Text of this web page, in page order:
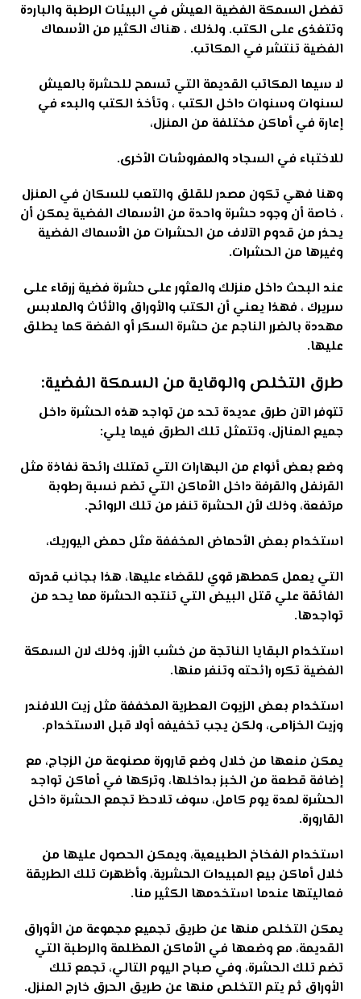
تفضل السمكة الفضية العيش في البيئات الرطبة والباردة
وتتغذى على الكتب. ولذلك ، هناك الكثير من الأسماك
الفضية تنتشر في المكاتب.
لا سيما المكاتب القديمة التي تسمح للحشرة بالعيش
لسنوات وسنوات داخل الكتب ، وتأخذ الكتب والبدء في
إعارة في أماكن مختلفة من المنزل،
للاختباء في السجاد والمفروشات الأخرى.
وهنا فهي تكون مصدر للقلق والتعب للسكان في المنزل
، خاصة أن وجود حشرة واحدة من الأسماك الفضية يمكن أن
يحذر من قدوم الآلاف من الحشرات من الأسماك الفضية
وغيرها من الحشرات.
عند البحث داخل منزلك والعثور على حشرة فضية زرقاء على
سريرك ، فهذا يعني أن الكتب والأوراق والأثاث والملابس
مهددة بالضرر الناجم عن حشرة السكر أو الفضة كما يطلق
عليها.
طرق التخلص والوقاية من السمكة الفضية:
تتوفر الآن طرق عديدة تحد من تواجد هذه الحشرة داخل
جميع المنازل، وتتمثل تلك الطرق فيما يلي:
وضع بعض أنواع من البهارات التي تمتلك رائحة نفاذة مثل
القرنفل والقرفة داخل الأماكن التي تضم نسبة رطوبة
مرتفعة، وذلك لأن الحشرة تنفر من تلك الروائح.
استخدام بعض الأحماض المخففة مثل حمض اليوريك،
التي يعمل كمطهر قوي للقضاء عليها، هذا بجانب قدرته
الفائقة علي قتل البيض التي تنتجه الحشرة مما يحد من
تواجدها.
استخدام البقايا الناتجة من خشب الأرز، وذلك لان السمكة
الفضية تكره رائحته وتنفر منها.
استخدام بعض الزيوت العطرية المخففة مثل زيت اللافندر
وزيت الخزامى، ولكن يجب تخفيفه أولا قبل الاستخدام.
يمكن منعها من خلال وضع قارورة مصنوعة من الزجاج، مع
إضافة قطعة من الخبز بداخلها، وتركها في أماكن تواجد
الحشرة لمدة يوم كامل، سوف تلاحظ تجمع الحشرة داخل
القارورة.
استخدام الفخاخ الطبيعية، ويمكن الحصول عليها من
خلال أماكن بيع المبيدات الحشرية، وأظهرت تلك الطريقة
فعاليتها عندما استخدمها الكثير منا.
يمكن التخلص منها عن طريق تجميع مجموعة من الأوراق
القديمة، مع وضعها في الأماكن المظلمة والرطبة التي
تضم تلك الحشرة، وفي صباح اليوم التالي، تجمع تلك
الأوراق ثم يتم التخلص منها عن طريق الحرق خارج المنزل.